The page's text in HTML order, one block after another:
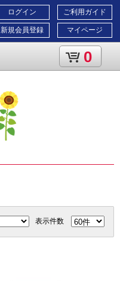
ご利用ガイド
マイページ
ログイン
新規会員登録
0
表示件数